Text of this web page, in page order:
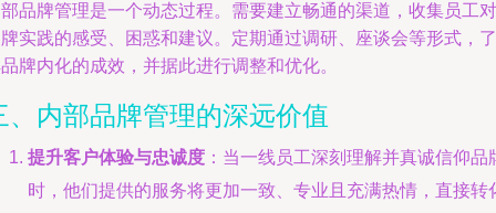
品牌管理是一个动态过程。需要建立畅通的渠道，收集员工对
实践的感受、困惑和建议。定期通过调研、座谈会等形式，了
牌内化的成效，并据此进行调整和优化。
、内部品牌管理的深远价值
提升客户体验与忠诚度 ：当一线员工深刻理解并真诚信仰品
时，他们提供的服务将更加一致、专业且充满热情，直接转